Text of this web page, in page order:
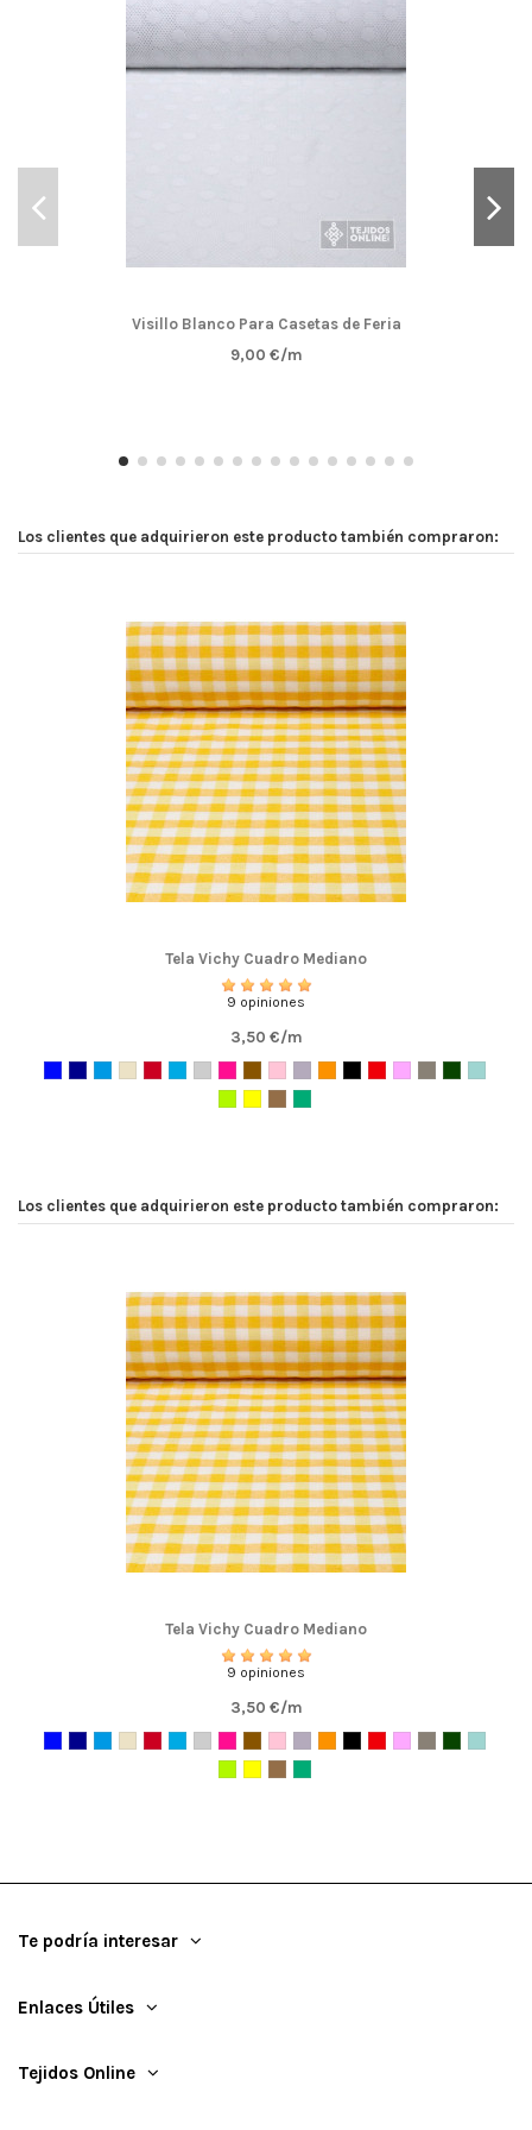
Visillo Blanco Para Casetas de Feria
9,00 €/m
Los clientes que adquirieron este producto también compraron:
Tela Vichy Cuadro Mediano
9 opiniones
3,50 €/m
Los clientes que adquirieron este producto también compraron:
Tela Vichy Cuadro Mediano
9 opiniones
3,50 €/m
Te podría interesar
Enlaces Útiles
Tejidos Online